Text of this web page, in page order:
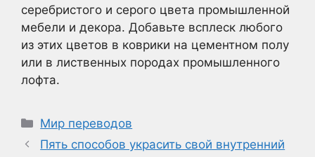
серебристого и серого цвета промышленной
мебели и декора. Добавьте всплеск любого
из этих цветов в коврики на цементном полу
или в лиственных породах промышленного
лофта.
Рубрики
Мир переводов
Пять способов украсить свой внутренний